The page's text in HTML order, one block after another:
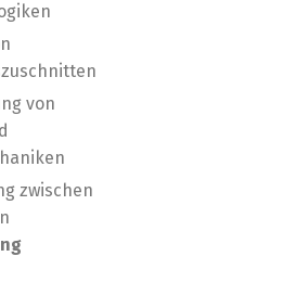
von
zwischen